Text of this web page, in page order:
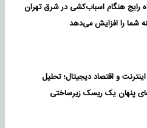
رایج هنگام اسباب‌کشی در شرق تهران
شما را افزایش می‌دهد
و اقتصاد دیجیتال؛ تحلیل
پنهان یک ریسک زیرساختی